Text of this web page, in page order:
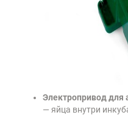
Электропривод для
— яйца внутри